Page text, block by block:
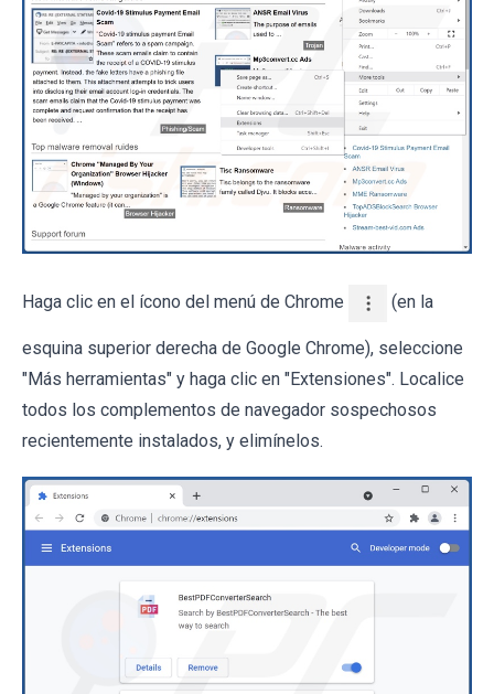
Haga clic en el ícono del menú de Chrome (en la
esquina superior derecha de Google Chrome), seleccione
"Más herramientas" y haga clic en "Extensiones". Localice
todos los complementos de navegador sospechosos
recientemente instalados, y elimínelos.